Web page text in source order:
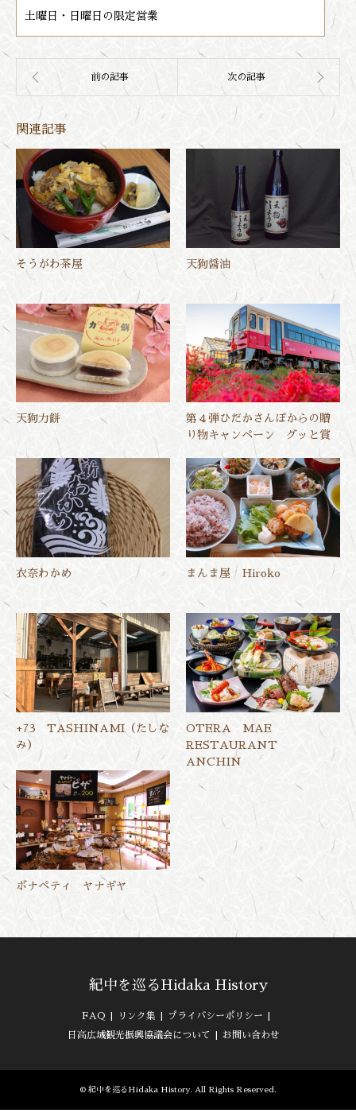
土曜日・日曜日の限定営業
関連記事
そうがわ茶屋 天狗醤油
天狗力餅
第４弾ひだかさんぽからの贈
り物キャンペーン グッと賞
衣奈わかめ まんま屋 Hiroko
+73 TASHINAMI（たしな
み）
OTERA MAE
RESTAURANT
ANCHIN
ボナペティ ヤナギヤ
紀中を巡るHidaka History
FAQ リンク集
プライバシーポリシー
日高広域観光振興協議会について
お問い合わせ
© 紀中を巡るHidaka History. All Rights Reserved.